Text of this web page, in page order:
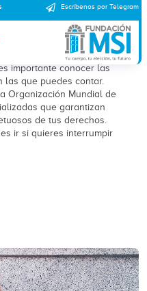
Escríbenos por Telegram
interrumpir mi
importante conocer las
las que puedes contar.
Organización Mundial de
que garantizan
de tus derechos.
ir si quieres interrumpir